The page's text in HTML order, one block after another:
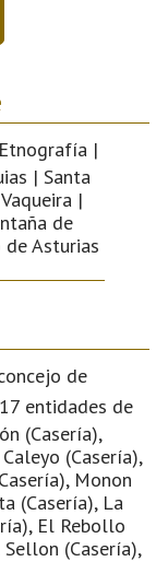
|
| Santa
|
de
Asturias
de
entidades de
(Casería),
(Casería),
Monon
(Casería), La
El Rebollo
(Casería),